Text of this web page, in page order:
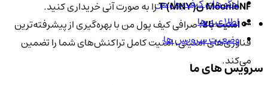
MoonieNF نT (MNY)
را به صورت آنی خریداری کنید.
🔑امنیت بالا:صرافی کیف پول من با بهره‌گیری از پیشرفته‌ترین
فناوری‌های امنیتی، امنیت کامل تراکنش‌های شما را تضمین
می‌کند.
لوگو های کیف پول من
اطلاعیه ها
وضعیت سرویس ها
سرویس های ما